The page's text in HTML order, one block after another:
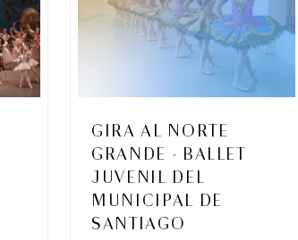
GIRA AL NORTE
GRANDE - BALLET
JUVENIL DEL
MUNICIPAL DE
SANTIAGO